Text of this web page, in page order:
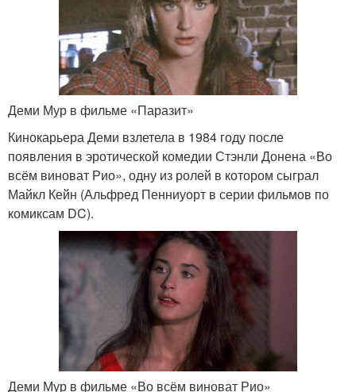
Деми Мур в фильме «Паразит»
Кинокарьера Деми взлетела в 1984 году после
появления в эротической комедии Стэнли Донена «Во
всём виноват Рио», одну из ролей в котором сыграл
Майкл Кейн (Альфред Пенниуорт в серии фильмов по
комиксам DC).
Деми Мур в фильме «Во всём виноват Рио»